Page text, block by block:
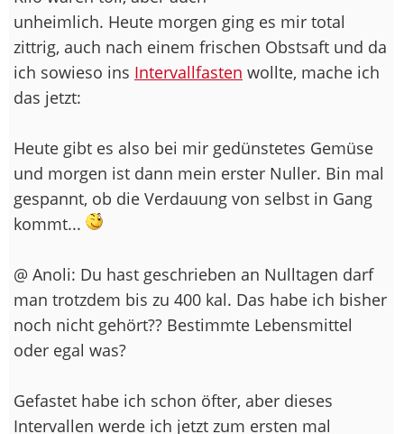
unheimlich. Heute morgen ging es mir total
zittrig, auch nach einem frischen Obstsaft und da
ich sowieso ins Intervallfasten wollte, mache ich
das jetzt:
Heute gibt es also bei mir gedünstetes Gemüse
und morgen ist dann mein erster Nuller. Bin mal
gespannt, ob die Verdauung von selbst in Gang
kommt...
@ Anoli: Du hast geschrieben an Nulltagen darf
man trotzdem bis zu 400 kal. Das habe ich bisher
noch nicht gehört?? Bestimmte Lebensmittel
oder egal was?
Gefastet habe ich schon öfter, aber dieses
Intervallen werde ich jetzt zum ersten mal